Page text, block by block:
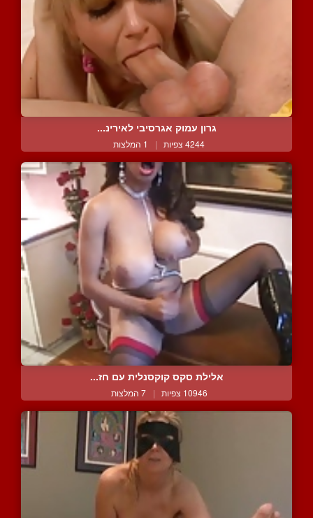
גרון עמוק אגרסיבי לאירינ...
4244 צפיות | 1 המלצות
אלילת סקס קוקסנלית עם חז...
10946 צפיות | 7 המלצות